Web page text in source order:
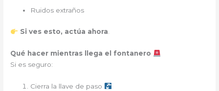
Ruidos extraños
Si ves esto, actúa ahora.
Qué hacer mientras llega el fontanero
Si es seguro:
Cierra la llave de paso